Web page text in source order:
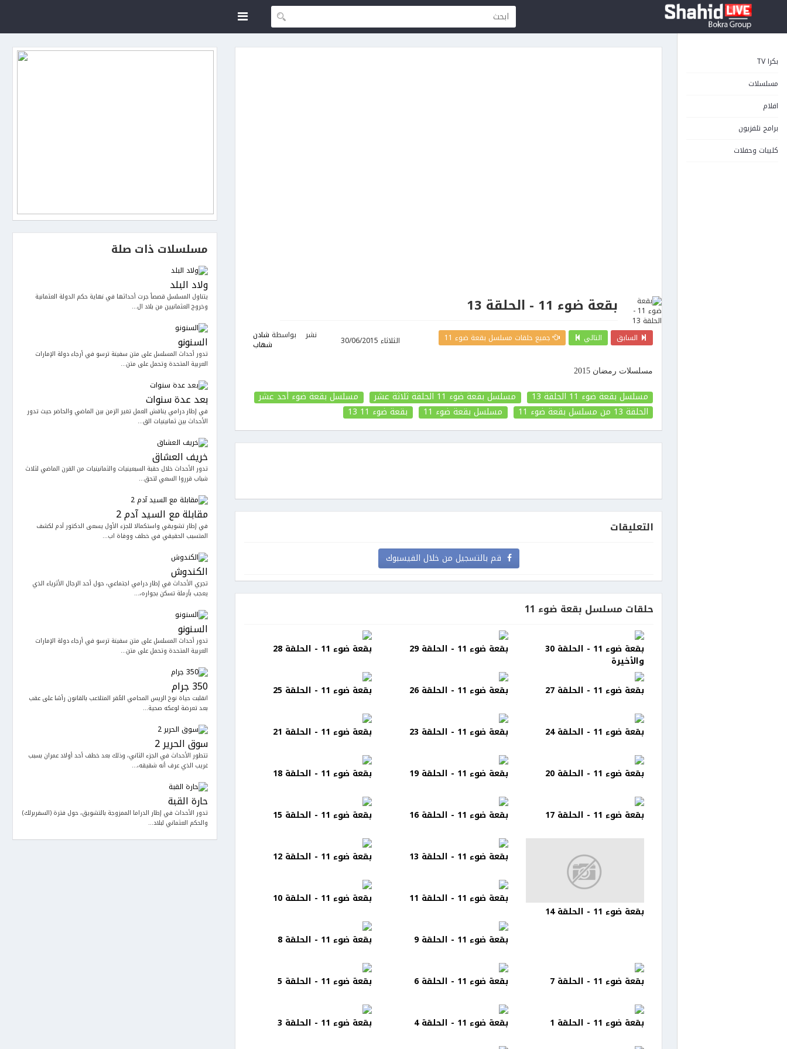
بكرا TV
مسلسلات
افلام
برامج تلفزيون
كليبات وحفلات
بقعة ضوء 11 - الحلقة 13
السابق التالي جميع حلقات مسلسل بقعة ضوء 11 نشر الثلاثاء 30/06/2015 بواسطة شادن
شهاب
مسلسلات رمضان 2015
مسلسل بقعة ضوء 11 الحلقة 13 مسلسل بقعة ضوء 11 الحلقة ثلاثة عشر
مسلسل بقعة ضوء أحد عشر
الحلقة 13
من مسلسل بقعة ضوء 11 مسلسل بقعة ضوء 11 بقعة ضوء 11 13
التعليقات
قم بالتسجيل من خلال الفيسبوك
حلقات مسلسل بقعة ضوء 11
بقعة ضوء 11 - الحلقة 30
والأخيرة
بقعة ضوء 11 - الحلقة 29 بقعة ضوء 11 - الحلقة 28
بقعة ضوء 11 - الحلقة 27 بقعة ضوء 11 - الحلقة 26 بقعة ضوء 11 - الحلقة 25
بقعة ضوء 11 - الحلقة 24 بقعة ضوء 11 - الحلقة 23 بقعة ضوء 11 - الحلقة 21
بقعة ضوء 11 - الحلقة 20 بقعة ضوء 11 - الحلقة 19 بقعة ضوء 11 - الحلقة 18
بقعة ضوء 11 - الحلقة 17 بقعة ضوء 11 - الحلقة 16 بقعة ضوء 11 - الحلقة 15
بقعة ضوء 11 - الحلقة 14
بقعة ضوء 11 - الحلقة 13 بقعة ضوء 11 - الحلقة 12
بقعة ضوء 11 - الحلقة 11 بقعة ضوء 11 - الحلقة 10
بقعة ضوء 11 - الحلقة 9 بقعة ضوء 11 - الحلقة 8
بقعة ضوء 11 - الحلقة 7 بقعة ضوء 11 - الحلقة 6 بقعة ضوء 11 - الحلقة 5
بقعة ضوء 11 - الحلقة 1 بقعة ضوء 11 - الحلقة 4 بقعة ضوء 11 - الحلقة 3
مسلسلات ذات صلة
ولاد البلد
يتناول المسلسل قصصاً جرت أحداثها في نهاية حكم الدولة العثمانية
وخروج العثمانيين من بلاد ال...
السنونو
تدور أحداث المسلسل على متن سفينة ترسو في أرجاء دولة الإمارات
العربية المتحدة وتحمل على متن...
بعد عدة سنوات
في إطار درامي يناقش العمل تغير الزمن بين الماضي والحاضر حيث تدور
الأحداث بين ثمانينيات الق...
خريف العشاق
تدور الأحداث خلال حقبة السبعينيات والثمانينيات من القرن الماضي لثلاث
شباب قرروا السعي لتحق...
مقابلة مع السيد آدم 2
في إطار تشويقي واستكمالا للجزء الأول يسعى الدكتور آدم لكشف
المتسبب الحقيقي في خطف ووفاة اب...
الكندوش
تجري الأحداث في إطار درامي اجتماعي، حول أحد الرجال الأثرياء الذي
يعجب بأرملة تسكن بجواره،...
السنونو
تدور أحداث المسلسل على متن سفينة ترسو في أرجاء دولة الإمارات
العربية المتحدة وتحمل على متن...
350 جرام
انقلبت حياة نوح الريس المحامي العُقر المتلاعب بالقانون رأسًا على عقب
بعد تعرضة لوعكه صحية...
سوق الحرير 2
تتطور الأحداث في الجزء الثاني، وذلك بعد خطف أحد أولاد عمران بسبب
غريب الذي عرف أنه شقيقه،...
حارة القبة
تدور الأحداث في إطار الدراما الممزوجة بالتشويق، حول فترة (السفربرلك)
والحكم العثماني لبلاد...